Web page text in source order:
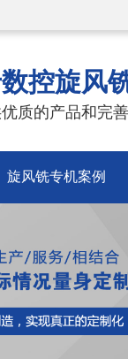
控旋风
质的产品和完
旋风铣专机案例